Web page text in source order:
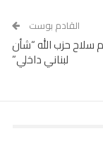
القادم بوست
سلاح حزب الله “شأن
لبناني داخلي”